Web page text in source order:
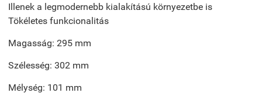
Illenek a legmodernebb kialakítású környezetbe is
Tökéletes funkcionalitás
Magasság: 295 mm
Szélesség: 302 mm
Mélység: 101 mm